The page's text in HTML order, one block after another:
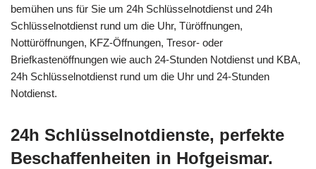
bemühen uns für Sie um 24h Schlüsselnotdienst und 24h
Schlüsselnotdienst rund um die Uhr, Türöffnungen,
Nottüröffnungen, KFZ-Öffnungen, Tresor- oder
Briefkastenöffnungen wie auch 24-Stunden Notdienst und KBA,
24h Schlüsselnotdienst rund um die Uhr und 24-Stunden
Notdienst.
24h Schlüsselnotdienste, perfekte
Beschaffenheiten in Hofgeismar.